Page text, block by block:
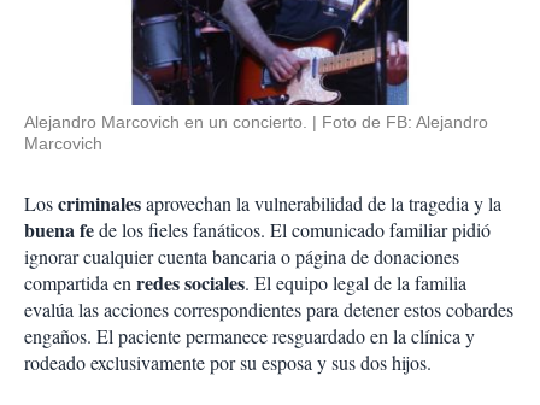
Alejandro Marcovich en un concierto.
Foto de FB: Alejandro
Marcovich
Loscriminalesaprovechan la vulnerabilidad de la tragedia y la
buena fede los fieles fanáticos. El comunicado familiar pidió
ignorar cualquier cuenta bancaria o página de donaciones
compartida enredes sociales. El equipo legal de la familia
evalúa las acciones correspondientes para detener estos cobardes
engaños. El paciente permanece resguardado en la clínica y
rodeado exclusivamente por su esposa y sus dos hijos.